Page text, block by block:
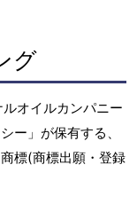
グ
オイルカンパニー
ー」が保有する、
標(商標出願・登録